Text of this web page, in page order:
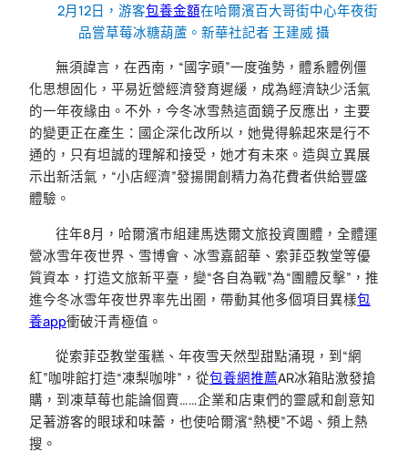
2月12日，游客包養金額在哈爾濱百大哥街中心年夜街
品嘗草莓冰糖葫蘆。新華社記者 王建威 攝
無須諱言，在西南，“國字頭”一度強勢，體系體例僵
化思想固化，平易近營經濟發育遲緩，成為經濟缺少活氣
的一年夜緣由。不外，今冬冰雪熱這面鏡子反應出，主要
的變更正在產生：國企深化改所以，她覺得躲起來是行不
通的，只有坦誠的理解和接受，她才有未來。造與立異展
示出新活氣，“小店經濟”發揚開創精力為花費者供給豐盛
體驗。
往年8月，哈爾濱市組建馬迭爾文旅投資團體，全體運
營冰雪年夜世界、雪博會、冰雪嘉韶華、索菲亞教堂等優
質資本，打造文旅新平臺，變“各自為戰”為“團體反擊”，推
進今冬冰雪年夜世界率先出圈，帶動其他多個項目異樣包
養app衝破汗青極值。
從索菲亞教堂蛋糕、年夜雪天然型甜點涌現，到“網
紅”咖啡館打造“凍梨咖啡”，從包養網推薦AR冰箱貼激發搶
購，到凍草莓也能論個賣……企業和店東們的靈感和創意知
足著游客的眼球和味蕾，也使哈爾濱“熱梗”不竭、頻上熱
搜。